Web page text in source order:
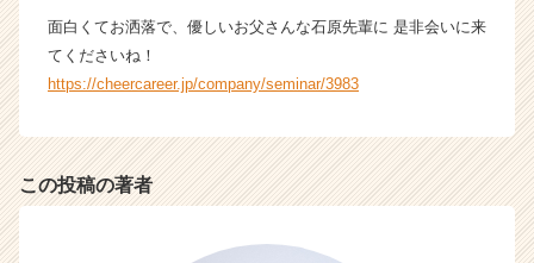
r
a
e
面白くてお洒落で、優しいお父さんな石原先輩に 是非会いに来
てくださいね！
https://cheercareer.jp/company/seminar/3983
この投稿の著者